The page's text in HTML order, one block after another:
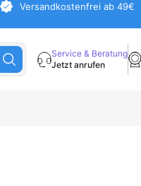
Versandkostenfrei ab 49€
Service & Beratung
Jetzt anrufen